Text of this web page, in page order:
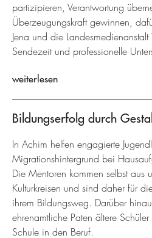
partizipieren, Verantwortung
Überzeugungskraft gewinnen,
Jena und die
Sendezeit und professionelle
weiterlesen
Bildungserfolg durch
In Achim helfen engagierte
Migrationshintergrund bei
Die Mentoren kommen selbst aus
Kulturkreisen und sind daher für
ihrem Bildungsweg. Darüber
ehrenamtliche Paten ältere
Schule in den Beruf.